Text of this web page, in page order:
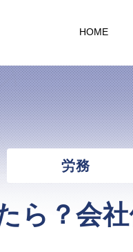
HOME
労務
ら？会